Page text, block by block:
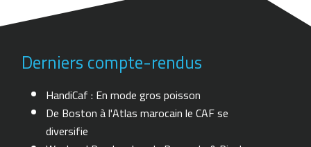
Derniers compte-rendus
HandiCaf : En mode gros poisson
De Boston à l'Atlas marocain le CAF se
diversifie